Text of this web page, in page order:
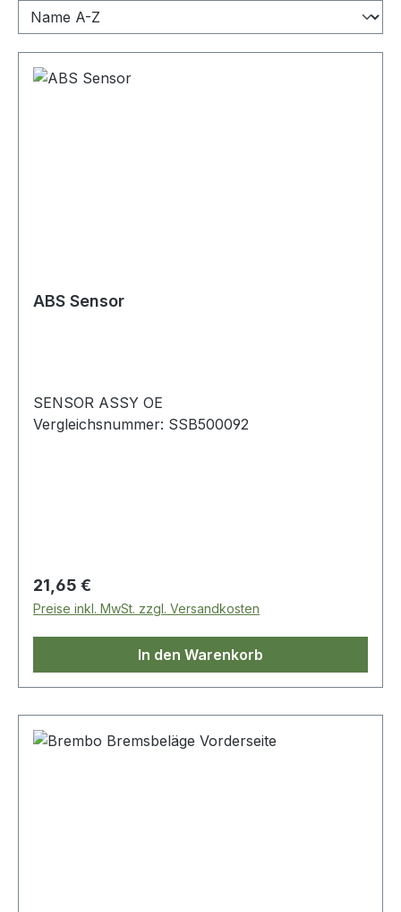
ABS Sensor
SENSOR ASSY OE
Vergleichsnummer: SSB500092
Regulärer Preis:
21,65 €
Preise inkl. MwSt. zzgl. Versandkosten
In den Warenkorb